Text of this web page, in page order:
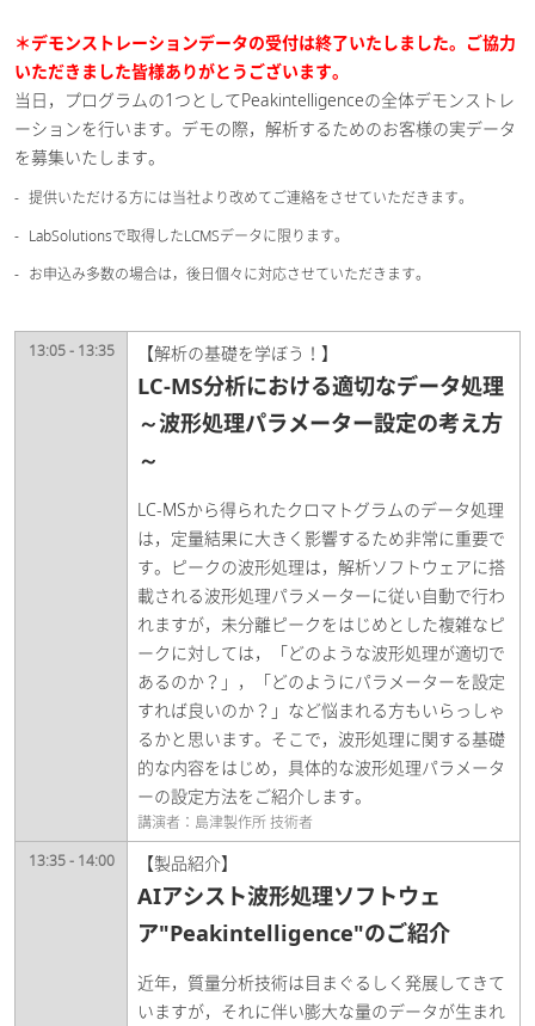
＊デモンストレーションデータの受付は終了いたしました。ご協力
いただきました皆様ありがとうございます。
当日，プログラムの1つとしてPeakintelligenceの全体デモンストレ
ーションを行います。デモの際，解析するためのお客様の実データ
を募集いたします。
提供いただける方には当社より改めてご連絡をさせていただきます。
LabSolutionsで取得したLCMSデータに限ります。
お申込み多数の場合は，後日個々に対応させていただきます。
13:05 - 13:35 【解析の基礎を学ぼう！】
LC-MS分析における適切なデータ処理
～波形処理パラメーター設定の考え方
～
LC-MSから得られたクロマトグラムのデータ処理
は，定量結果に大きく影響するため非常に重要で
す。ピークの波形処理は，解析ソフトウェアに搭
載される波形処理パラメーターに従い自動で行わ
れますが，未分離ピークをはじめとした複雑なピ
ークに対しては，「どのような波形処理が適切で
あるのか？」，「どのようにパラメーターを設定
すれば良いのか？」など悩まれる方もいらっしゃ
るかと思います。そこで，波形処理に関する基礎
的な内容をはじめ，具体的な波形処理パラメータ
ーの設定方法をご紹介します。
講演者：島津製作所 技術者
13:35 - 14:00
【製品紹介】
AIアシスト波形処理ソフトウェ
ア"Peakintelligence"のご紹介
近年，質量分析技術は目まぐるしく発展してきて
いますが，それに伴い膨大な量のデータが生まれ